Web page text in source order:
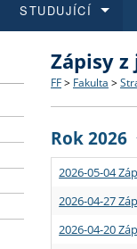
Struktura
Strategie
Podpora
Co
Učitelské
STUDUJÍCÍ
Rigorózní
O vědě a
Granty a
Aktuální
Zápisy
FF > Fakulta >
Rok 2026
2026-05-04
2026-04-27
2026-04-20